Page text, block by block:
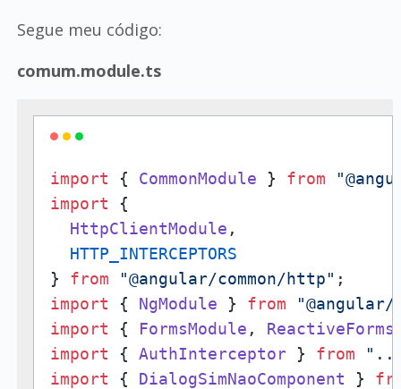
Segue meu código:
comum.module.ts
import { CommonModule } from
import {
HttpClientModule ,
HTTP_INTERCEPTORS
} from "@angular/common/http"
import { NgModule } from
import { FormsModule ,
import { AuthInterceptor } from
"../
import { DialogSimNaoComponent }